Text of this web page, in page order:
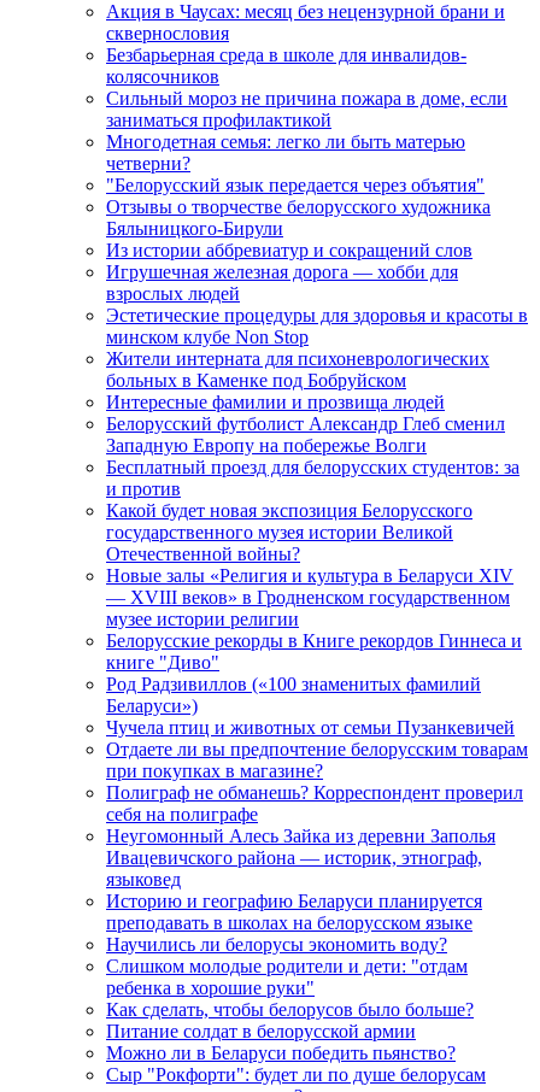
Акция в Чаусах: месяц без нецензурной брани и
сквернословия
Безбарьерная среда в школе для инвалидов-
колясочников
Сильный мороз не причина пожара в доме, если
заниматься профилактикой
Многодетная семья: легко ли быть матерью
четверни?
"Белорусский язык передается через объятия"
Отзывы о творчестве белорусского художника
Бялыницкого-Бирули
Из истории аббревиатур и сокращений слов
Игрушечная железная дорога — хобби для
взрослых людей
Эстетические процедуры для здоровья и красоты в
минском клубе Non Stop
Жители интерната для психоневрологических
больных в Каменке под Бобруйском
Интересные фамилии и прозвища людей
Белорусский футболист Александр Глеб сменил
Западную Европу на побережье Волги
Бесплатный проезд для белорусских студентов: за
и против
Какой будет новая экспозиция Белорусского
государственного музея истории Великой
Отечественной войны?
Новые залы «Религия и культура в Беларуси XIV
— XVIII веков» в Гродненском государственном
музее истории религии
Белорусские рекорды в Книге рекордов Гиннеса и
книге "Диво"
Род Радзивиллов («100 знаменитых фамилий
Беларуси»)
Чучела птиц и животных от семьи Пузанкевичей
Отдаете ли вы предпочтение белорусским товарам
при покупках в магазине?
Полиграф не обманешь? Корреспондент проверил
себя на полиграфе
Неугомонный Алесь Зайка из деревни Заполья
Ивацевичского района — историк, этнограф,
языковед
Историю и географию Беларуси планируется
преподавать в школах на белорусском языке
Научились ли белорусы экономить воду?
Слишком молодые родители и дети: "отдам
ребенка в хорошие руки"
Как сделать, чтобы белорусов было больше?
Питание солдат в белорусской армии
Можно ли в Беларуси победить пьянство?
Сыр "Рокфорти": будет ли по душе белорусам